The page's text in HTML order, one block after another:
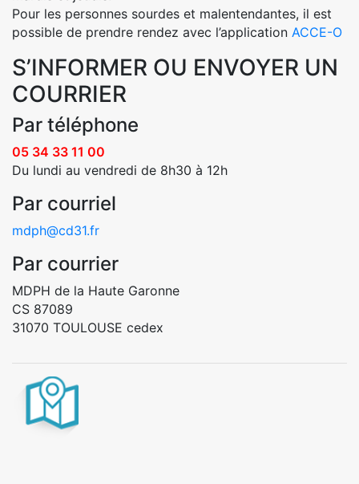
Pour les personnes sourdes et malentendantes, il est
possible de prendre rendez avec l’application ACCE-O
S’INFORMER OU ENVOYER UN
COURRIER
Par téléphone
05 34 33 11 00
Du lundi au vendredi de 8h30 à 12h
Par courriel
mdph@cd31.fr
Par courrier
MDPH de la Haute Garonne
CS 87089
31070 TOULOUSE cedex